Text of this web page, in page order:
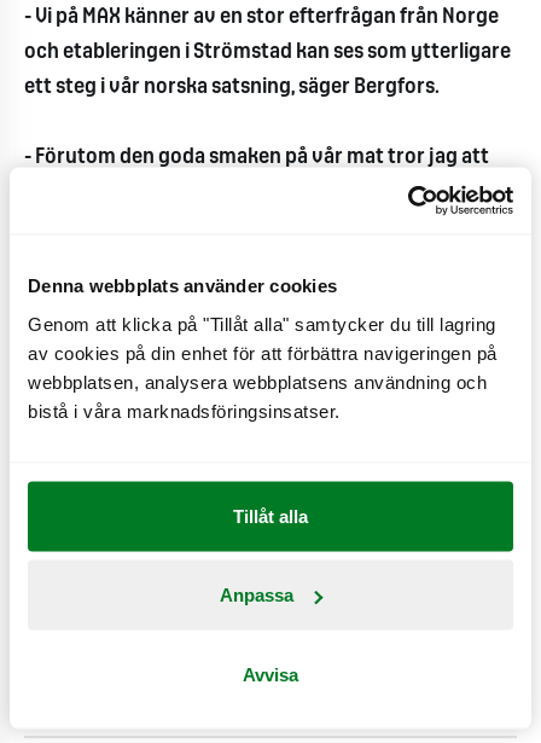
Denna webbplats använder cookies
Genom att klicka på "Tillåt alla" samtycker du till lagring
av cookies på din enhet för att förbättra navigeringen på
webbplatsen, analysera webbplatsens användning och
bistå i våra marknadsföringsinsatser.
Tillåt alla
Anpassa
Avvisa
- Vi på MAX känner av en stor efterfrågan från Norge
och etableringen i Strömstad kan ses som ytterligare
ett steg i vår norska satsning, säger Bergfors.
- Förutom den goda smaken på vår mat tror jag att
allt fler kunder upptäcker den stora valfriheten som
kunder utanför Sverige kunna ta del av vår nya
miljöstrategi som går ut på att vi kompenserar
restaurangernas totala koldioxidutsläpp genom ett
trädplanteringsprojekt i Afrika.
expanderande handelsplats i Strömstad. Många
butiker ligger i startgroparna, bland annat Elgiganten,
försäljningsökning och med åtta nyöppnade